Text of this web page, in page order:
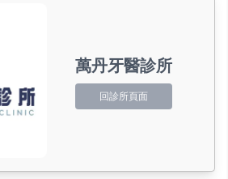
萬丹牙醫診所
回診所頁面